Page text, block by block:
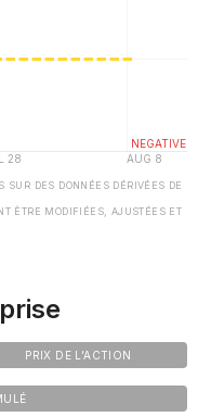
SUR DES DONNÉES DÉRIVÉES DE
ÊTRE MODIFIÉES, AJUSTÉES ET
PRIX DE L'ACTION